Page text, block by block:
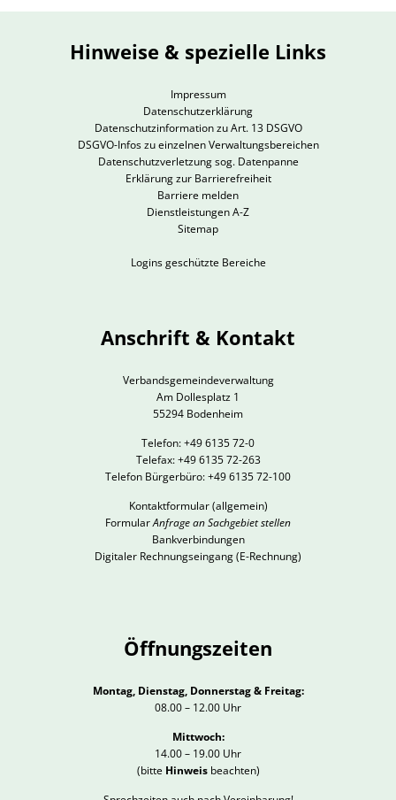
Hinweise & spezielle Links
Impressum
Datenschutzerklärung
Datenschutzinformation zu Art. 13 DSGVO
DSGVO-Infos zu einzelnen Verwaltungsbereichen
Datenschutzverletzung sog. Datenpanne
Erklärung zur Barrierefreiheit
Barriere melden
Dienstleistungen A-Z
Sitemap
Logins geschützte Bereiche
Anschrift & Kontakt
Verbandsgemeindeverwaltung
Am Dollesplatz 1
55294 Bodenheim
Telefon: +49 6135 72-0
Telefax: +49 6135 72-263
Telefon Bürgerbüro: +49 6135 72-100
Kontaktformular(allgemein)
FormularAnfrage an Sachgebiet stellen
Bankverbindungen
Digitaler Rechnungseingang (E-Rechnung)
Öffnungszeiten
Montag, Dienstag, Donnerstag & Freitag:
08.00 – 12.00 Uhr
Mittwoch:
14.00 – 19.00 Uhr
(bitte Hinweisbeachten)